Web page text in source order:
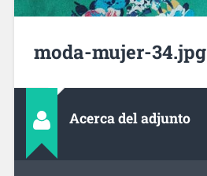
moda-mujer-34.jpg
Acerca del adjunto